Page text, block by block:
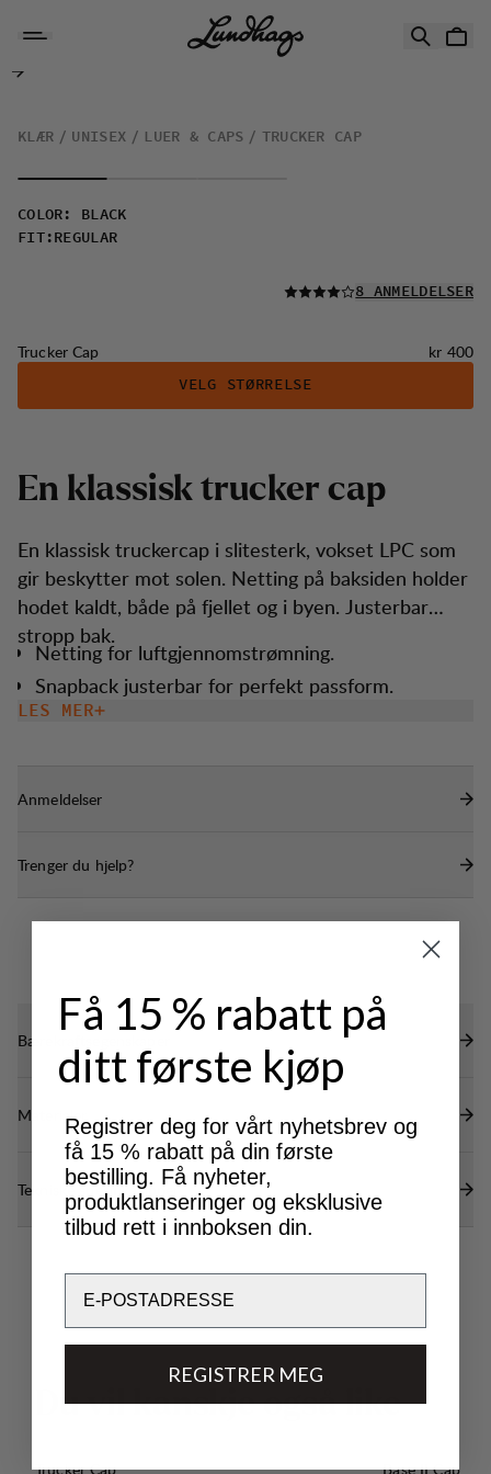
Trucker Cap
KLÆR UNISEX LUER & CAPS TRUCKER CAP
COLOR :
BLACK
FIT: REGULAR
LES ALLE
8 ANMELDELSER
Trucker Cap Pris:
kr 400
VELG STØRRELSE
En klassisk trucker cap
En klassisk truckercap i slitesterk, vokset LPC som
gir beskytter mot solen. Netting på baksiden holder
hodet kaldt, både på fjellet og i byen. Justerbar
stropp bak.
Netting for luftgjennomstrømning.
Snapback justerbar for perfekt passform.
LES MER
Anmeldelser
Trenger du hjelp?
Bærekraftsegenskaper
Materialer
Tekniske spesifikasjoner
u vil kanskje også like
Trucker Cap
Base II Cap
Få 15 % rabatt på
ditt første kjøp
Registrer deg for vårt nyhetsbrev og
få 15 % rabatt på din første
bestilling. Få nyheter,
produktlanseringer og eksklusive
tilbud rett i innboksen din.
REGISTRER MEG